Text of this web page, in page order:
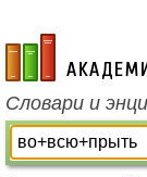
academic.ru
Словари и